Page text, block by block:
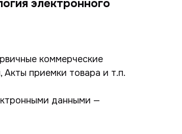
электронного
коммерческие
приемки товара и т.п.
данными —